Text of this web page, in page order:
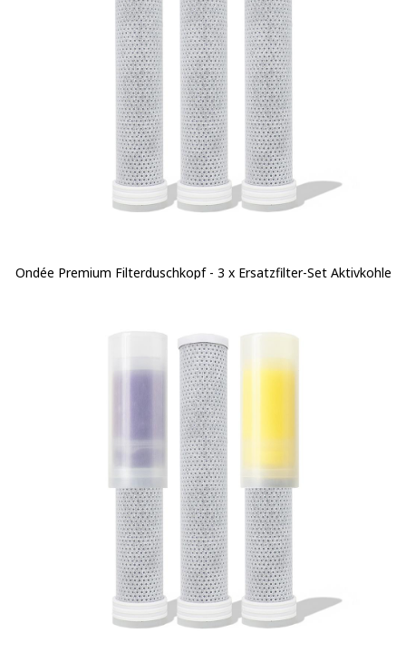
Ondée Premium Filterduschkopf - 3 x Ersatzfilter-Set Aktivkohle